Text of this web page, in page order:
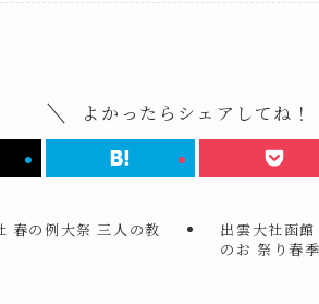
よかったらシェアしてね！
春の例大祭 三人の教
出雲大社函
のお 祭り春